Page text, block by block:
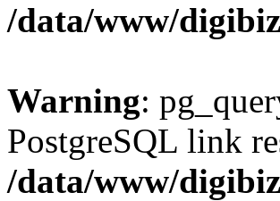
/data/www/
Warning:
PostgreSQL link
/data/www/